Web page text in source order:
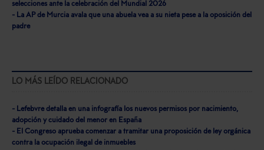
selecciones ante la celebración del Mundial 2026
- La AP de Murcia avala que una abuela vea a su nieta pese a la oposición del
padre
LO MÁS LEÍDO RELACIONADO
- Lefebvre detalla en una infografía los nuevos permisos por nacimiento,
adopción y cuidado del menor en España
- El Congreso aprueba comenzar a tramitar una proposición de ley orgánica
contra la ocupación ilegal de inmuebles